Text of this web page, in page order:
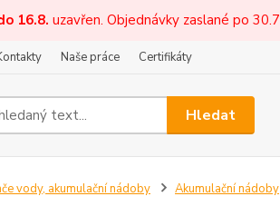
16.8. uzavřen. Objednávky zaslané po
Naše práce Certifikáty
Hledat
vody, akumulační nádoby Akumulační nádoby